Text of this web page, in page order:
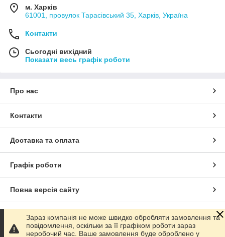
м. Харків
61001, провулок Тарасівський 35, Харків, Україна
Контакти
Сьогодні вихідний
Показати весь графік роботи
Про нас
Контакти
Доставка та оплата
Графік роботи
Повна версія сайту
Сайт створено на маркетплейсі Prom.ua
Зараз компанія не може швидко обробляти замовлення та
повідомлення, оскільки за її графіком роботи зараз
неробочий час. Ваше замовлення буде оброблено у